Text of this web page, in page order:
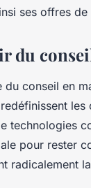
ses offres de
du
du conseil en
technologies
pour rester
radicalement